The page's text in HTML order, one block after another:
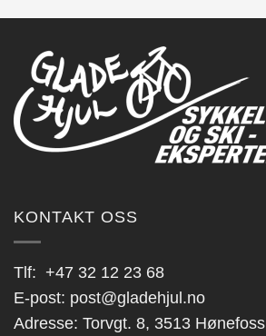
KONTAKT OSS
Tlf: +47 32 12 23 68
E-post: post@gladehjul.no
Adresse: Torvgt. 8, 3513 Hønefoss